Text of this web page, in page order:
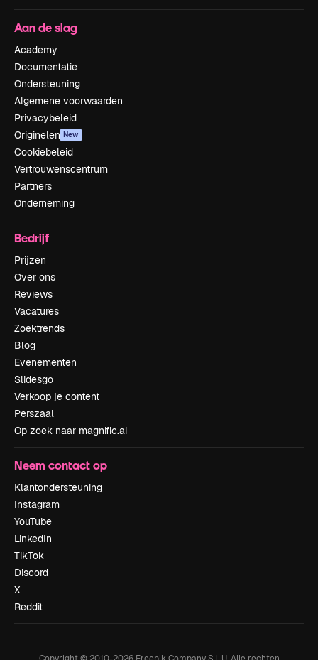
Aan de slag
Academy
Documentatie
Ondersteuning
Algemene voorwaarden
Privacybeleid
Originelen New
Cookiebeleid
Vertrouwenscentrum
Partners
Onderneming
Bedrijf
Prijzen
Over ons
Reviews
Vacatures
Zoektrends
Blog
Evenementen
Slidesgo
Verkoop je content
Perszaal
Op zoek naar magnific.ai
Neem contact op
Klantondersteuning
Instagram
YouTube
LinkedIn
TikTok
Discord
X
Reddit